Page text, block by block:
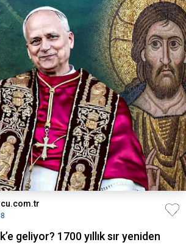
geliyor? 1700 yıllık sır yeniden